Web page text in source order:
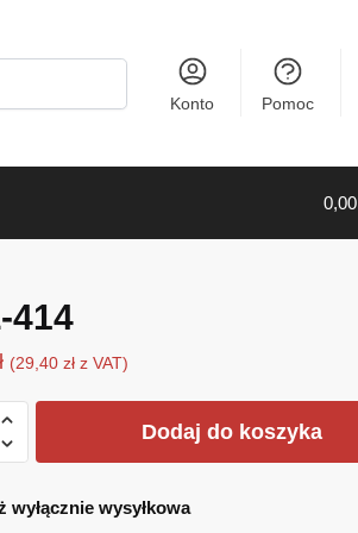
Konto Pomoc
0,00
414
(29,40 złz VAT)
Dodaj do koszyka
wyłącznie wysyłkowa